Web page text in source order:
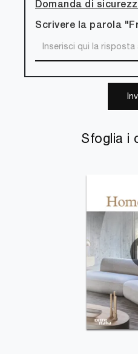
Sfoglia i
Domanda di
Scrivere la parola